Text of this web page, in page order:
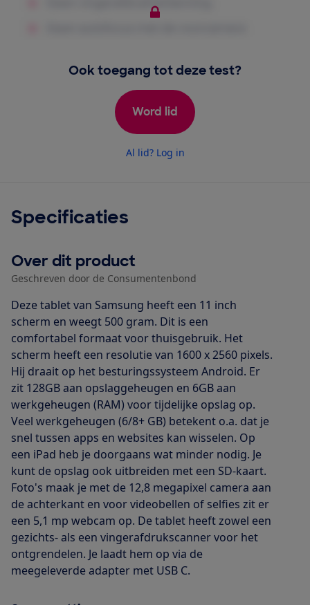
Ook toegang tot deze test?
Word lid
Al lid? Log in
Specificaties
Over dit product
Geschreven door de Consumentenbond
Deze tablet van Samsung heeft een 11 inch
scherm en weegt 500 gram. Dit is een
comfortabel formaat voor thuisgebruik. Het
scherm heeft een resolutie van 1600 x 2560 pixels.
Hij draait op het besturingssysteem Android. Er
zit 128GB aan opslaggeheugen en 6GB aan
werkgeheugen (RAM) voor tijdelijke opslag op.
Veel werkgeheugen (6/8+ GB) betekent o.a. dat je
snel tussen apps en websites kan wisselen. Op
een iPad heb je doorgaans wat minder nodig. Je
kunt de opslag ook uitbreiden met een SD-kaart.
Foto's maak je met de 12,8 megapixel camera aan
de achterkant en voor videobellen of selfies zit er
een 5,1 mp webcam op. De tablet heeft zowel een
gezichts- als een vingerafdrukscanner voor het
ontgrendelen. Je laadt hem op via de
meegeleverde adapter met USB C.